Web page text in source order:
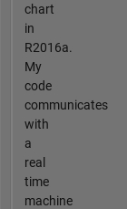
chart
in
R2016a.
My
code
communicates
with
a
real
time
machine